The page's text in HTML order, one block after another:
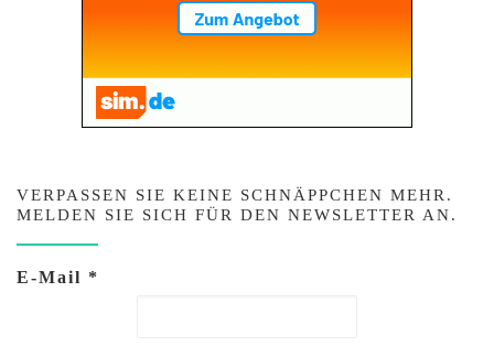
VERPASSEN SIE KEINE SCHNÄPPCHEN MEHR.
MELDEN SIE SICH FÜR DEN NEWSLETTER AN.
E-Mail *